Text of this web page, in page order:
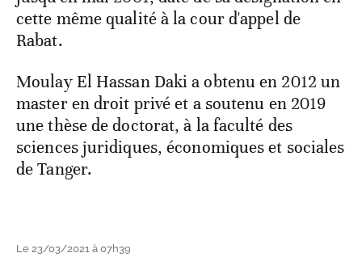
cette même qualité à la cour d'appel de
Rabat.
Moulay El Hassan Daki a obtenu en 2012 un
master en droit privé et a soutenu en 2019
une thèse de doctorat, à la faculté des
sciences juridiques, économiques et sociales
de Tanger.
Le 23/03/2021 à 07h39